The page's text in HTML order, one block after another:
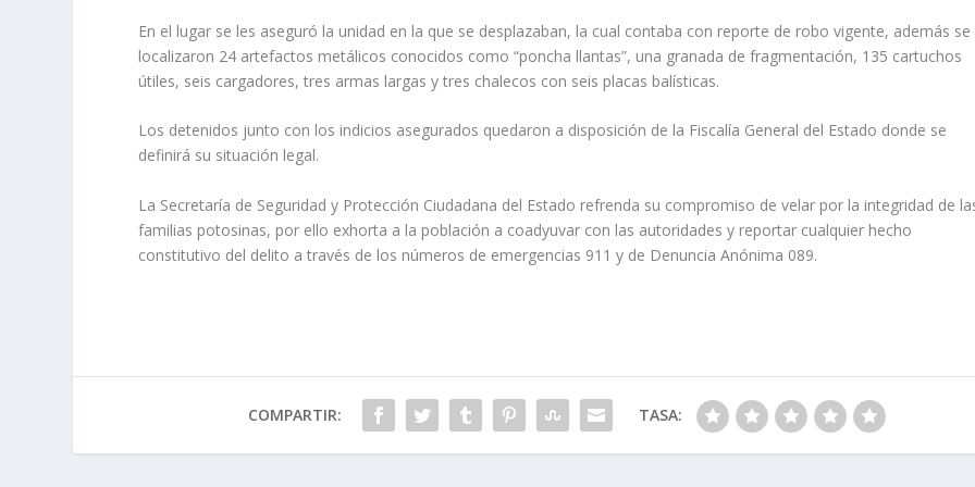
En el lugar se les aseguró la unidad en la que se desplazaban, la cual contaba con reporte de robo vigente, además se
localizaron 24 artefactos metálicos conocidos como “poncha llantas”, una granada de fragmentación, 135 cartuchos
útiles, seis cargadores, tres armas largas y tres chalecos con seis placas balísticas.
Los detenidos junto con los indicios asegurados quedaron a disposición de la Fiscalía General del Estado donde se
definirá su situación legal.
La Secretaría de Seguridad y Protección Ciudadana del Estado refrenda su compromiso de velar por la integridad de
familias potosinas, por ello exhorta a la población a coadyuvar con las autoridades y reportar cualquier hecho
constitutivo del delito a través de los números de emergencias 911 y de Denuncia Anónima 089.
COMPARTIR: TASA: